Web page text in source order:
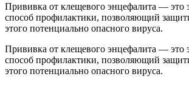
Прививка от клещевого энцефалита — это
способ профилактики, позволяющий
этого потенциально опасного вируса.
Прививка от клещевого энцефалита — это
способ профилактики, позволяющий
этого потенциально опасного вируса.